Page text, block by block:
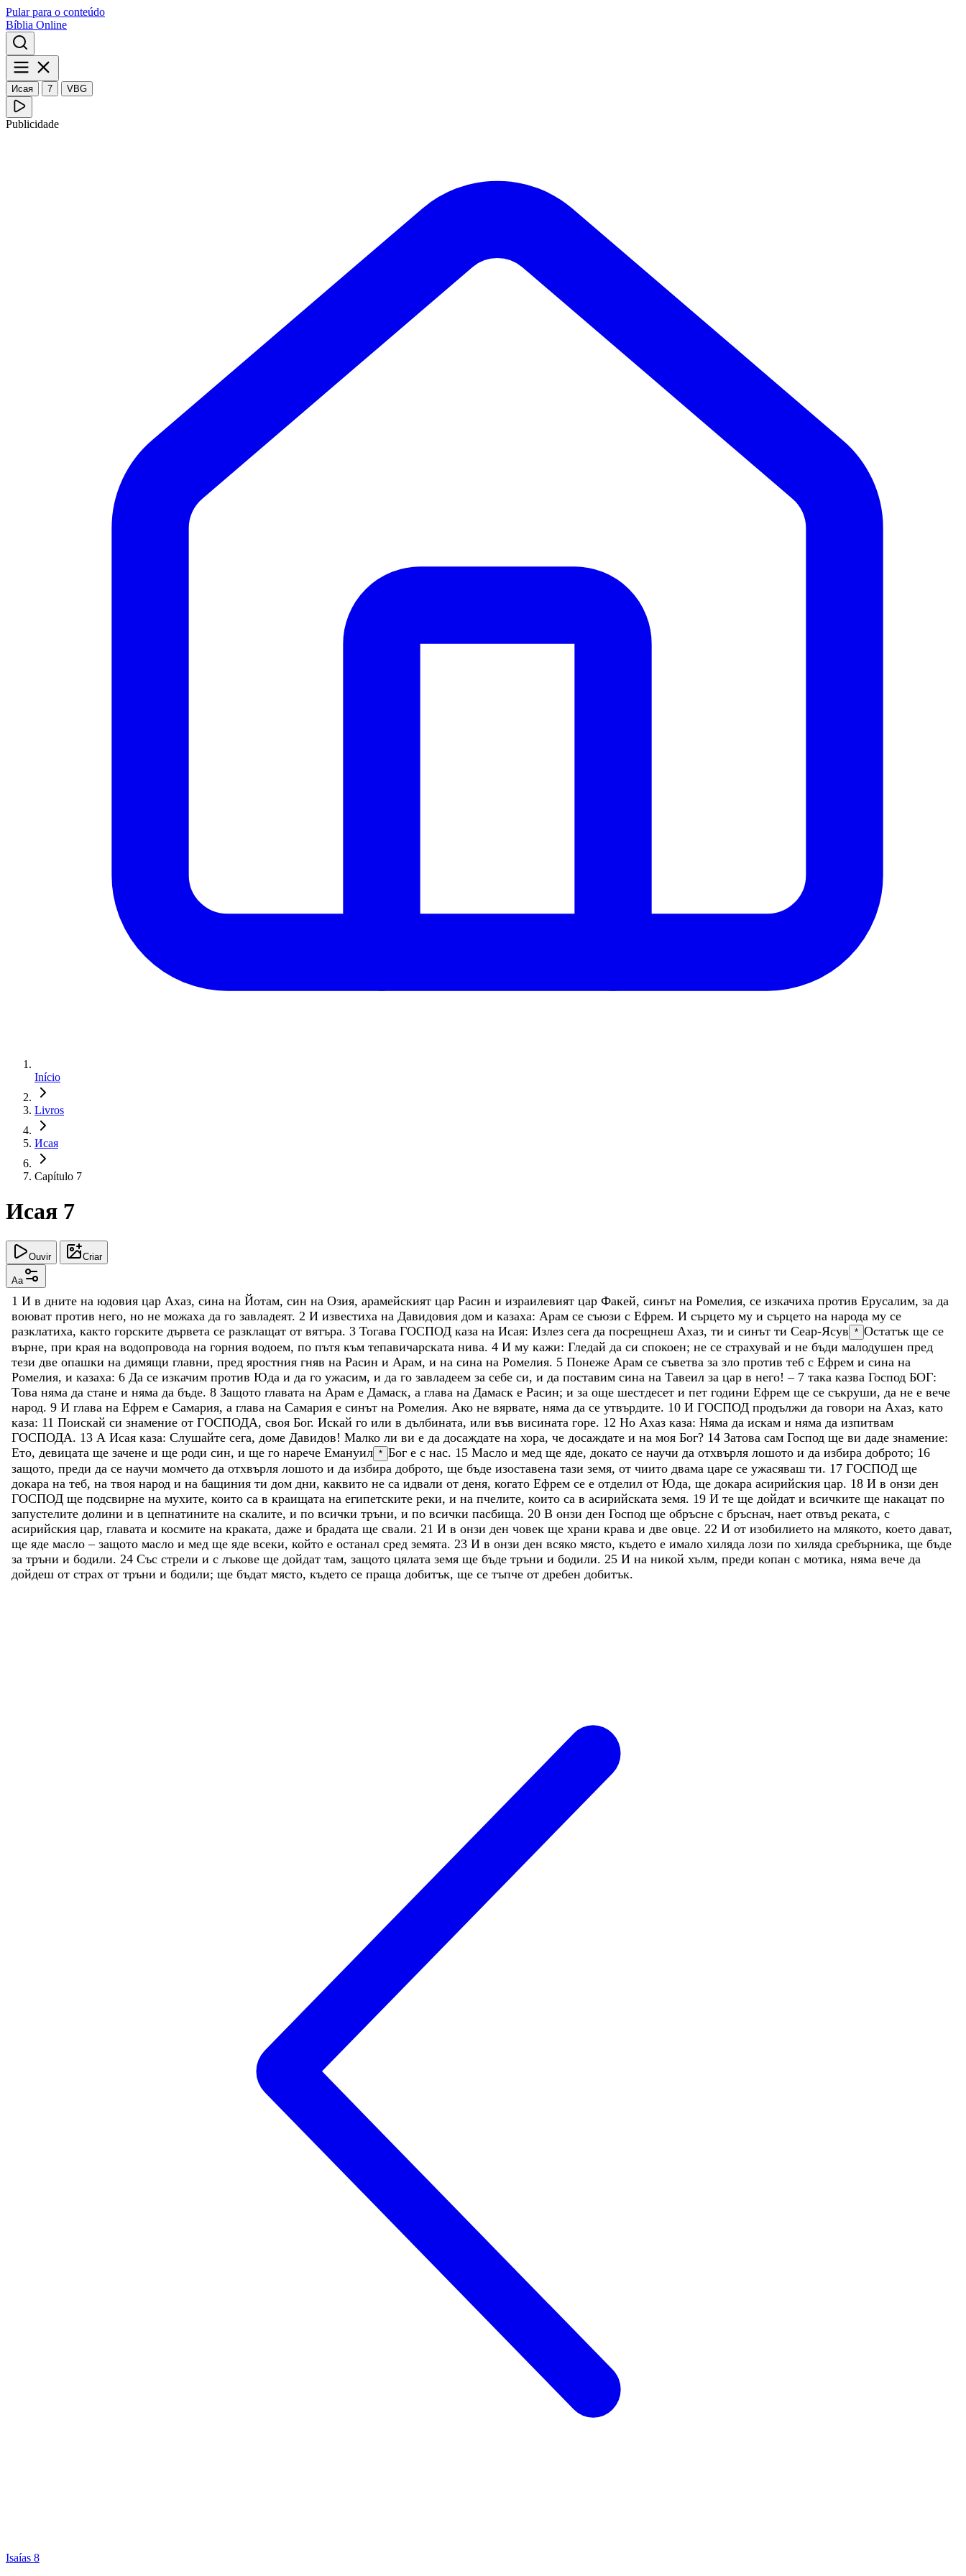
Pular para o conteúdo
Bíblia Online
Исая 7 VBG
Publicidade
Início
Livros
Исая
Capítulo 7
Исая 7
Ouvir Criar
Aa
1 И в дните на юдовия цар Ахаз, сина на Йотам, син на Озия, арамейският цар Расин и израилевият цар Факей, синът на Ромелия, се изкачиха против Ерусалим, за да
воюват против него, но не можаха да го завладеят. 2 И известиха на Давидовия дом и казаха: Арам се съюзи с Ефрем. И сърцето му и сърцето на народа му се
разклатиха, както горските дървета се разклащат от вятъра. 3 Тогава ГОСПОД каза на Исая: Излез сега да посрещнеш Ахаз, ти и синът ти Сеар-Ясув * Остатък ще се
върне, при края на водопровода на горния водоем, по пътя към тепавичарската нива. 4 И му кажи: Гледай да си спокоен; не се страхувай и не бъди малодушен пред
тези две опашки на димящи главни, пред яростния гняв на Расин и Арам, и на сина на Ромелия. 5 Понеже Арам се съветва за зло против теб с Ефрем и сина на
Ромелия, и казаха: 6 Да се изкачим против Юда и да го ужасим, и да го завладеем за себе си, и да поставим сина на Тавеил за цар в него!– 7 така казва Господ БОГ:
Това няма да стане и няма да бъде. 8 Защото главата на Арам е Дамаск, а глава на Дамаск е Расин; и за още шестдесет и пет години Ефрем ще се съкруши, да не е вече
народ. 9 И глава на Ефрем е Самария, а глава на Самария е синът на Ромелия. Ако не вярвате, няма да се утвърдите. 10 И ГОСПОД продължи да говори на Ахаз, като
каза: 11 Поискай си знамение от ГОСПОДА, своя Бог. Искай го или в дълбината, или във висината горе. 12 Но Ахаз каза: Няма да искам и няма да изпитвам
ГОСПОДА. 13 А Исая каза: Слушайте сега, доме Давидов! Малко ли ви е да досаждате на хора, че досаждате и на моя Бог? 14 Затова сам Господ ще ви даде знамение:
Ето, девицата ще зачене и ще роди син, и ще го нарече Емануил * Бог е с нас. 15 Масло и мед ще яде, докато се научи да отхвърля лошото и да избира доброто; 16
защото, преди да се научи момчето да отхвърля лошото и да избира доброто, ще бъде изоставена тази земя, от чиито двама царе се ужасяваш ти. 17 ГОСПОД ще
докара на теб, на твоя народ и на бащиния ти дом дни, каквито не са идвали от деня, когато Ефрем се е отделил от Юда, ще докара асирийския цар. 18 И в онзи ден
ГОСПОД ще подсвирне на мухите, които са в краищата на египетските реки, и на пчелите, които са в асирийската земя. 19 И те ще дойдат и всичките ще накацат по
запустелите долини и в цепнатините на скалите, и по всички тръни, и по всички пасбища. 20 В онзи ден Господ ще обръсне с бръснач, нает отвъд реката, с
асирийския цар, главата и космите на краката, даже и брадата ще свали. 21 И в онзи ден човек ще храни крава и две овце. 22 И от изобилието на млякото, което дават,
ще яде масло– защото масло и мед ще яде всеки, който е останал сред земята. 23 И в онзи ден всяко място, където е имало хиляда лози по хиляда сребърника, ще бъде
за тръни и бодили. 24 Със стрели и с лъкове ще дойдат там, защото цялата земя ще бъде тръни и бодили. 25 И на никой хълм, преди копан с мотика, няма вече да
дойдеш от страх от тръни и бодили; ще бъдат място, където се праща добитък, ще се тъпче от дребен добитък.
Isaías 8